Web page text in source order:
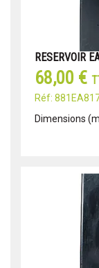
RESERVOIR
68,00 €
Réf:
Dimensions